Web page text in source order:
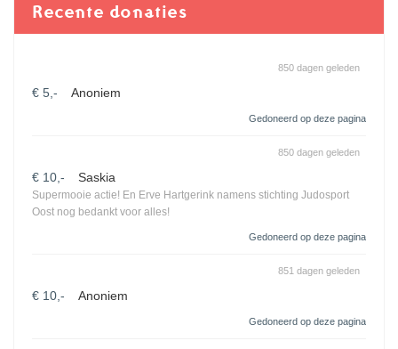
Recente donaties
€ 5,- Anoniem
850 dagen geleden
Gedoneerd op deze pagina
€ 10,- Saskia
Supermooie actie! En Erve Hartgerink namens stichting Judosport
Oost nog bedankt voor alles!
850 dagen geleden
Gedoneerd op deze pagina
€ 10,- Anoniem
851 dagen geleden
Gedoneerd op deze pagina